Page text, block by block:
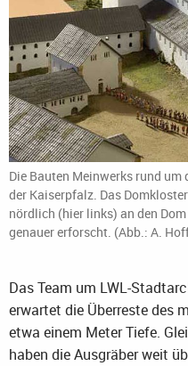
Die Bauten Meinwerks rund
der Kaiserpfalz. Das
nördlich (hier links) an den
genauer erforscht. (Abb.: A.
Das Team um LWL-
erwartet die Überreste des
etwa einem Meter Tiefe.
haben die Ausgräber weit